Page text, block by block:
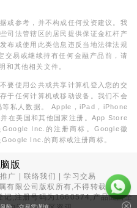
或参考，并不构成任何投资建议。我
司法管辖区的居民提供保证金杠杆产
布或使用此类信息违反当地法律法规
交易或继续持有任何金融产品前，请
和其他相关文件。
要使用公共或共享计算机登入您的交
于任何计算机或移动设备。我们不会
等私人数据。 Apple，iPad，iPhone
在美国和其他国家注册。App Store
Inc.的注册商标。Google徽
Inc.的商标或注册商标。
版
广 |联络我们 |学习交易
有限公司版权所有,不得转载
记,注册号码为1660574,产品面向全